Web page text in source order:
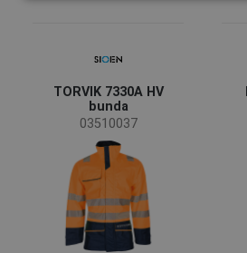
TORVIK 7330A HV
bunda
03510037